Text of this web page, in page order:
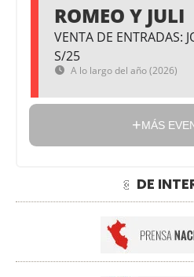
ROMEO Y JULI
VENTA DE ENTRADAS:
S/25
A lo largo del año (2026)
MÁS
DE